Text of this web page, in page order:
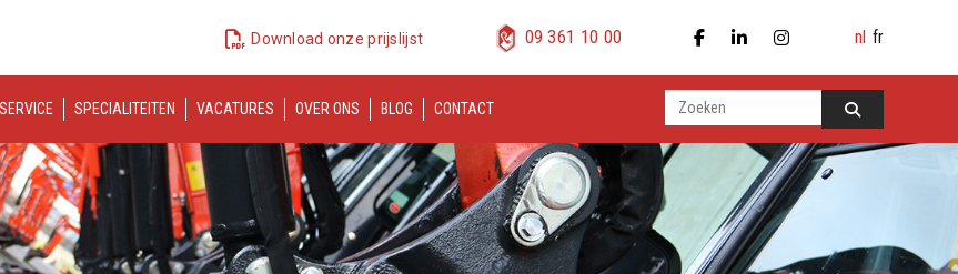
Download onze prijslijst 09 361 10 00 nl fr
SERVICE SPECIALITEITEN VACATURES OVER ONS BLOG CONTACT